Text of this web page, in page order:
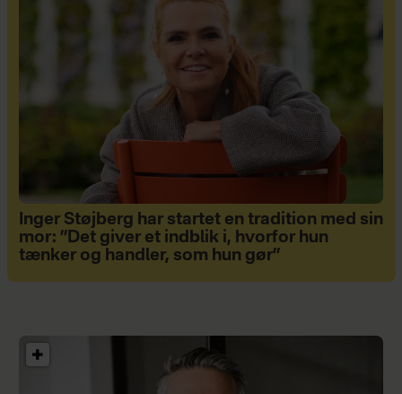
Inger Støjberg har startet en tradition med sin
mor: ”Det giver et indblik i, hvorfor hun
tænker og handler, som hun gør”